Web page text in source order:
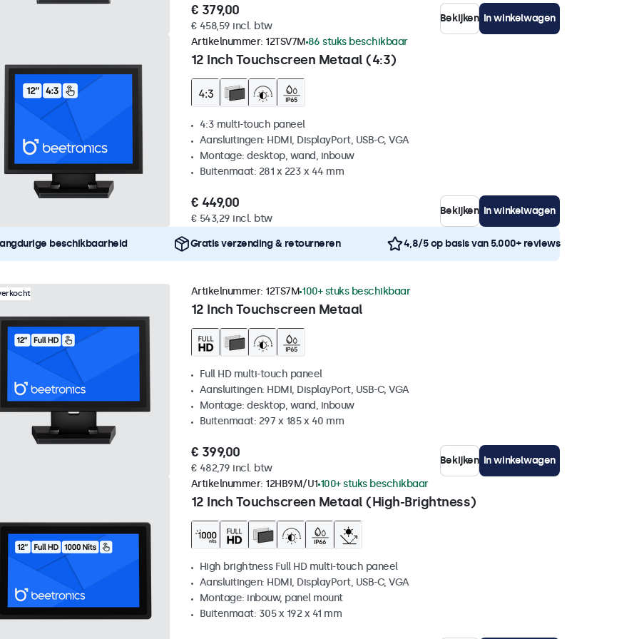
€ 379,00
€ 458,59 incl. btw
Bekijken In winkelwagen
12 Inch Touchscreen Metaal (4:3)
Artikelnummer: 12TSV7M 86 stuks beschikbaar
4:3 multi-touch paneel
Aansluitingen: HDMI, DisplayPort, USB-C, VGA
Montage: desktop, wand, inbouw
Buitenmaat: 281 x 223 x 44 mm
€ 449,00
€ 543,29 incl. btw
Bekijken In winkelwagen
beschikbaarheid Gratis verzending & retourneren 4,8/5 op basis van 5.000+ reviews
12 Inch Touchscreen Metaal
Artikelnummer: 12TS7M 100+ stuks beschikbaar
Full HD multi-touch paneel
Aansluitingen: HDMI, DisplayPort, USB-C, VGA
Montage: desktop, wand, inbouw
Buitenmaat: 297 x 185 x 40 mm
€ 399,00
€ 482,79 incl. btw
Bekijken In winkelwagen
12 Inch Touchscreen Metaal (High-Brightness)
Artikelnummer: 12HB9M/U1 100+ stuks beschikbaar
High brightness Full HD multi-touch paneel
Aansluitingen: HDMI, DisplayPort, USB-C, VGA
Montage: inbouw, panel mount
Buitenmaat: 305 x 192 x 41 mm